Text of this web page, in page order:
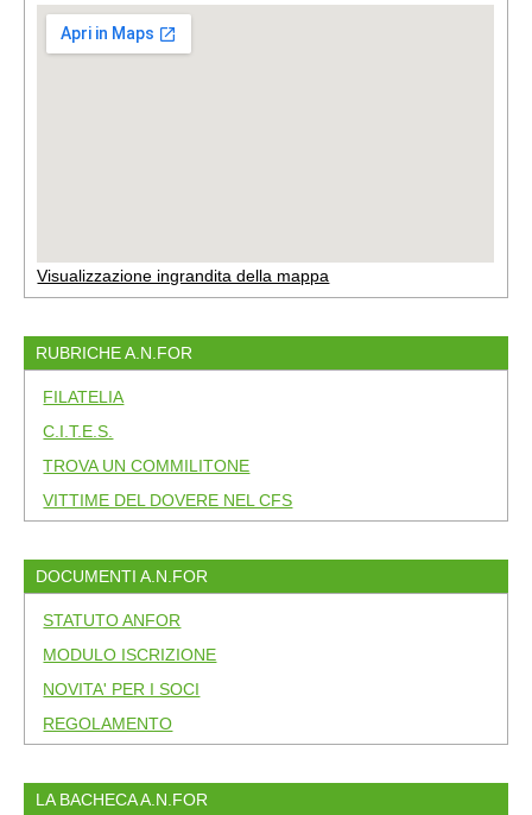
Visualizzazione ingrandita della mappa
RUBRICHE A.N.FOR
FILATELIA
C.I.T.E.S.
TROVA UN COMMILITONE
VITTIME DEL DOVERE NEL CFS
DOCUMENTI A.N.FOR
STATUTO ANFOR
MODULO ISCRIZIONE
NOVITA' PER I SOCI
REGOLAMENTO
LA BACHECA A.N.FOR